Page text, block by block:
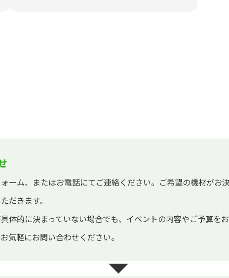
ーム、またはお電話にてご連絡ください。ご希望の機材がお
だきます。
体的に決まっていない場合でも、イベントの内容やご予算を
気軽にお問い合わせください。